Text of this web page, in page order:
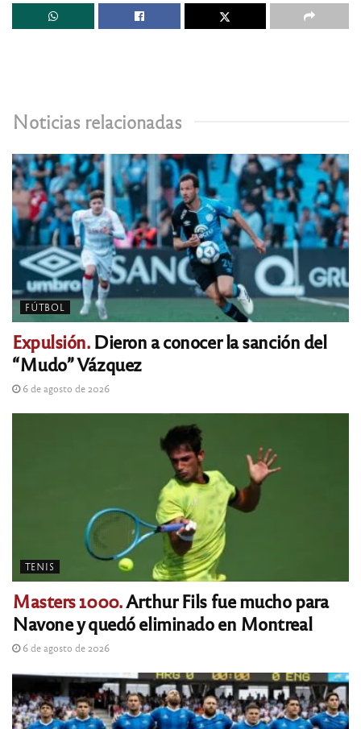
Noticias relacionadas
FÚTBOL
Expulsión.Dieron a conocer la sanción del
“Mudo” Vázquez
6 de agosto de 2026
TENIS
Masters 1000.Arthur Fils fue mucho para
Navone y quedó eliminado en Montreal
6 de agosto de 2026